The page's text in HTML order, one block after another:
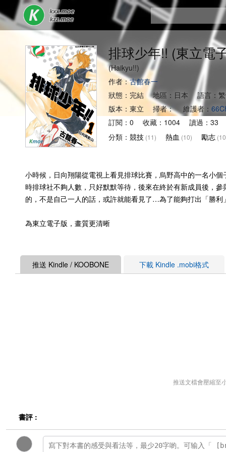
排球少年!! (東立電
(Haikyu!!)
作者：古館春一
狀態：完結 地區：日本 語言：
版本：東立 掃者： 維護者：
訂閱：0 收藏：1004 讀過：33
分類： 競技 (11) 熱血 (10) 勵志
小時候，日向翔陽從電視上看見排球比賽，烏野高中的一名小
時排球社不夠人數，只好默默等待，後來在終於有新成員後，
的，不是自己一人的話，或許就能看見了…為了能夠打出「勝
為東立電子版，畫質更清晰
推送 Kindle / KOOBONE 下載 Kindle .mobi格式
推送文檔會壓縮至
書評 :